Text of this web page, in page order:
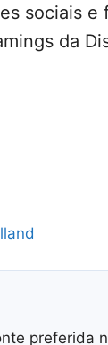
sociais e
da
preferida